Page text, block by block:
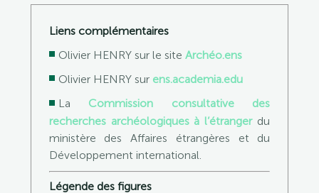
Liens complémentaires
Olivier HENRY sur le site Archéo.ens
Olivier HENRY sur ens.academia.edu
La Commission consultative des
recherches archéologiques à l’étrangerdu
ministère des Affaires étrangères et du
Développement international.
Légende des figures